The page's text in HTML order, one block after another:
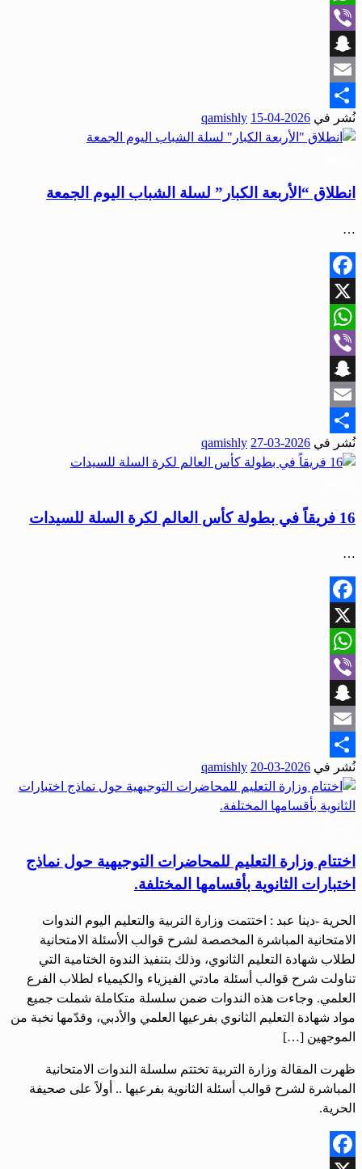
WhatsApp
Viber
Snapchat
Email
Share
نُشر في 2026-04-15
qamishly
انطلاق “الأربعة الكبار” لسلة الشباب اليوم الجمعة
…
Facebook
X
WhatsApp
Viber
Snapchat
Email
Share
نُشر في 2026-03-27
qamishly
16 فريقاً في بطولة كأس العالم لكرة السلة للسيدات
…
Facebook
X
WhatsApp
Viber
Snapchat
Email
Share
نُشر في 2026-03-20
qamishly
اختتام وزارة التعليم للمحاضرات التوجيهية حول نماذج
اختبارات الثانوية بأقسامها المختلفة.
الحرية -دينا عبد : اختتمت وزارة التربية والتعليم اليوم الندوات
الامتحانية المباشرة المخصصة لشرح قوالب الأسئلة الامتحانية
لطلاب شهادة التعليم الثانوي، وذلك بتنفيذ الندوة الختامية التي
تناولت شرح قوالب أسئلة مادتي الفيزياء والكيمياء لطلاب الفرع
العلمي. وجاءت هذه الندوات ضمن سلسلة متكاملة شملت جميع
مواد شهادة التعليم الثانوي بفرعيها العلمي والأدبي، وقدّمها نخبة من
الموجهين […]
ظهرت المقالة وزارة التربية تختتم سلسلة الندوات الامتحانية
المباشرة لشرح قوالب أسئلة الثانوية بفرعيها .. أولاً على صحيفة
الحرية.